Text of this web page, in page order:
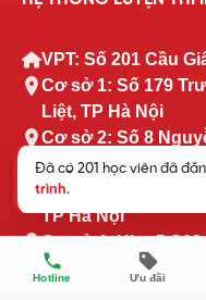
Hotline Ưu đãi
VPT: Số 201 Cầu
Cơ sở 1: Số 179
Liệt, TP Hà Nội
Cơ sở 2: Số 8
TP Hà Nội
Cơ sở 3: 167 tổ
TP Hà Nội
Cơ sở 4: Khu
Oai, TP Hà Nội